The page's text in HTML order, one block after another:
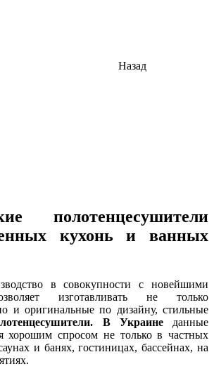
Назад
полотенцесушители
кухонь и ванных
в совокупности с новейшими
изготавливать не только
и оригинальные по дизайну, стильные
В Украинеданные
хорошим спросом не только в частных
и банях, гостиницах, бассейнах, на